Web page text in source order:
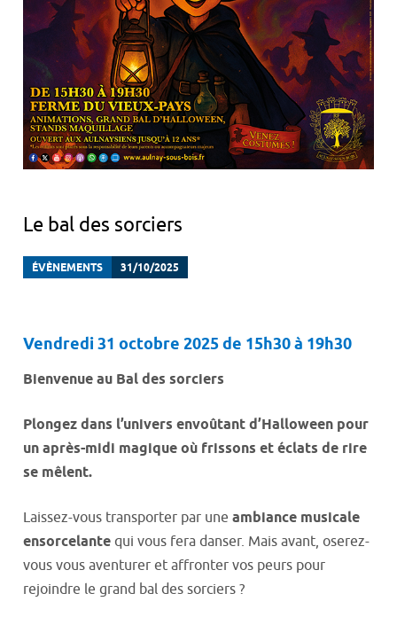
Le bal des sorciers
ÉVÈNEMENTS 31/10/2025
Vendredi 31 octobre 2025 de 15h30 à 19h30
Bienvenue au Bal des sorciers
Plongez dans l’univers envoûtant d’Halloween pour
un après-midi magique où frissons et éclats de rire
se mêlent.
Laissez-vous transporter par une ambiance musicale
ensorcelante qui vous fera danser. Mais avant, oserez-
vous vous aventurer et affronter vos peurs pour
rejoindre le grand bal des sorciers ?